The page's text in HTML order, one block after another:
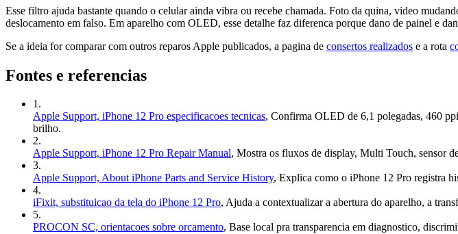
Esse filtro ajuda bastante quando o celular ainda vibra ou recebe chamada. Foto da quina, video
deslocamento em falso. Em aparelho com OLED, esse detalhe faz diferenca porque dano de painel e
Se a ideia for comparar com outros reparos Apple publicados, a pagina de consertos realizados e a rota
Fontes e referencias
1.
Apple Support, iPhone 12 Pro especificacoes tecnicas, Confirma OLED de 6,1 polegadas, 460
brilho.
2.
Apple Support, iPhone 12 Pro Repair Manual, Mostra os fluxos de display, Multi Touch, sensor
3.
Apple Support, About iPhone Parts and Service History, Explica como o iPhone 12 Pro registra
4.
iFixit, substituicao da tela do iPhone 12 Pro, Ajuda a contextualizar a abertura do aparelho, a
5.
PROCON SC, orientacoes sobre orcamento, Base local pra transparencia em diagnostico,